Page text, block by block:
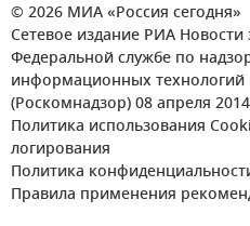
© 2026 МИА «Россия сегодня»
Сетевое издание РИА Новости
Федеральной службе по
информационных
(Роскомнадзор) 08 апреля
Политика использования
логирования
Политика
Правила применения